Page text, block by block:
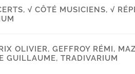
, √ CÔTÉ MUSICIENS, √
OLIVIER, GEFFROY RÉMI,
GUILLAUME, TRADIVARIUM